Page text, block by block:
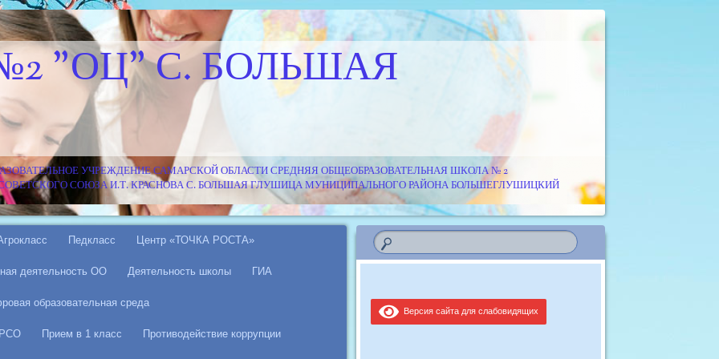
"ОЦ" С. БОЛЬШАЯ
УЧРЕЖДЕНИЕ САМАРСКОЙ ОБЛАСТИ СРЕДНЯЯ ОБЩЕОБРАЗОВАТЕЛЬНАЯ ШКОЛА № 2
СОВЕТСКОГО СОЮЗА И.Т. КРАСНОВА С. БОЛЬШАЯ ГЛУШИЦА МУНИЦИПАЛЬНОГО РАЙОНА БОЛЬШЕГЛУШИЦКИЙ
Педкласс Центр «ТОЧКА РОСТА»
деятельность ОО Деятельность школы ГИА
образовательная среда
Прием в 1 класс Противодействие коррупции
Версия сайта для слабовидящих